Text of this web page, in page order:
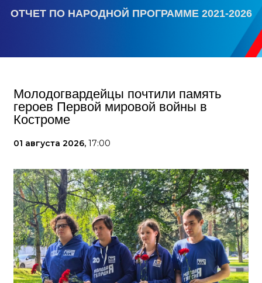
ОТЧЕТ ПО НАРОДНОЙ ПРОГРАММЕ 2021-2026
Молодогвардейцы почтили память
героев Первой мировой войны в
Костроме
01 августа 2026, 17:00